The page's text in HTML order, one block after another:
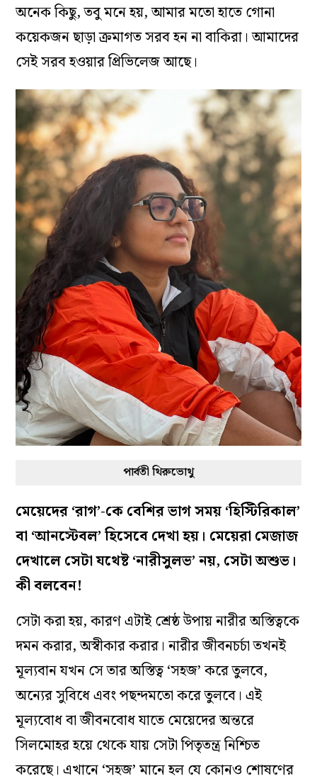
অনেক কিছু, তবু মনে হয়, আমার মতো হাতে গোনা
কয়েকজন ছাড়া ক্রমাগত সরব হন না বাকিরা। আমাদের
সেই সরব হওয়ার প্রিভিলেজ আছে।
পার্বতী থিরুভোথু
মেয়েদের ‘রাগ’-কে বেশির ভাগ সময় ‘হিস্টিরিকাল’
বা ‘আনস্টেবল’ হিসেবে দেখা হয়। মেয়েরা মেজাজ
দেখালে সেটা যথেষ্ট ‘নারীসুলভ’ নয়, সেটা অশুভ।
কী বলবেন!
সেটা করা হয়, কারণ এটাই শ্রেষ্ঠ উপায় নারীর অস্তিত্বকে
দমন করার, অস্বীকার করার। নারীর জীবনচর্চা তখনই
মূল‌্যবান যখন সে তার অস্তিত্ব ‘সহজ’ করে তুলবে,
অন‌্যের সুবিধে এবং পছন্দমতো করে তুলবে। এই
মূল‌্যবোধ বা জীবনবোধ যাতে মেয়েদের অন্তরে
সিলমোহর হয়ে থেকে যায় সেটা পিতৃতন্ত্র নিশ্চিত
করেছে। এখানে ‘সহজ’ মানে হল যে কোনও শোষণের